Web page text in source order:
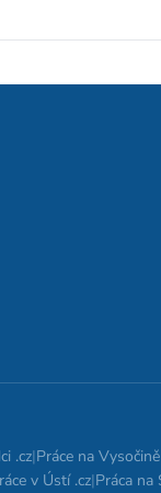
.cz|Práce na
v Ústí .cz|Práca na